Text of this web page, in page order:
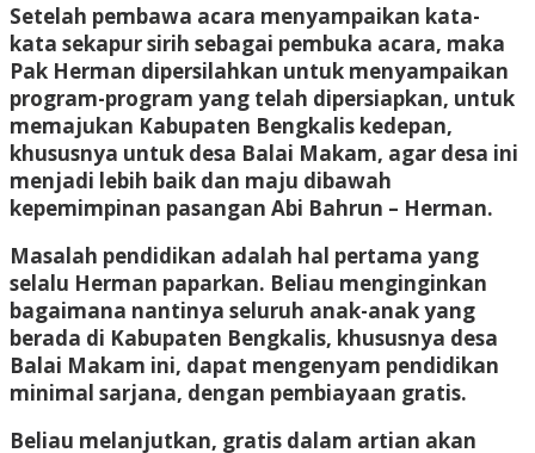
Setelah pembawa acara menyampaikan kata-
kata sekapur sirih sebagai pembuka acara, maka
Pak Herman dipersilahkan untuk menyampaikan
program-program yang telah dipersiapkan, untuk
memajukan Kabupaten Bengkalis kedepan,
khususnya untuk desa Balai Makam, agar desa ini
menjadi lebih baik dan maju dibawah
kepemimpinan pasangan Abi Bahrun – Herman.
Masalah pendidikan adalah hal pertama yang
selalu Herman paparkan. Beliau menginginkan
bagaimana nantinya seluruh anak-anak yang
berada di Kabupaten Bengkalis, khususnya desa
Balai Makam ini, dapat mengenyam pendidikan
minimal sarjana, dengan pembiayaan gratis.
Beliau melanjutkan, gratis dalam artian akan